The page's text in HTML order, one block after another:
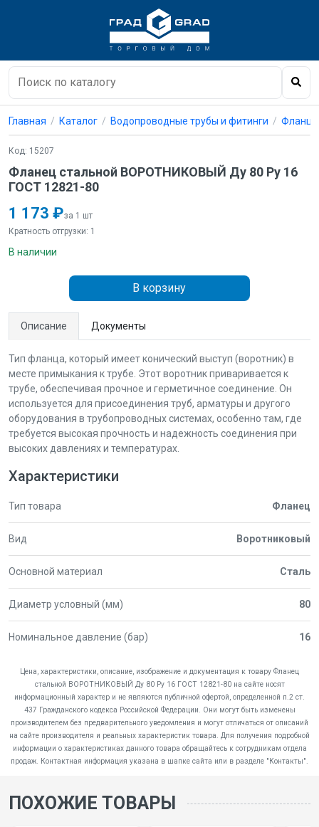
Главная Каталог Водопроводные трубы и фитинги
Код: 15207
Фланец стальной ВОРОТНИКОВЫЙ Ду 80 Pу 16
ГОСТ 12821-80
1 173 ₽за 1 шт
Кратность отгрузки: 1
В наличии
В корзину
Описание Документы
Тип фланца, который имеет конический выступ (воротник) в
месте примыкания к трубе. Этот воротник приваривается к
трубе, обеспечивая прочное и герметичное соединение. Он
используется для присоединения труб, арматуры и другого
оборудования в трубопроводных системах, особенно там, где
требуется высокая прочность и надежность соединения при
высоких давлениях и температурах.
Характеристики
Тип товара Фланец
Вид Воротниковый
Основной материал Сталь
Диаметр условный (мм) 80
Номинальное давление (бар) 16
Цена, характеристики, описание, изображение и документация к товару Фланец
стальной ВОРОТНИКОВЫЙ Ду 80 Pу 16 ГОСТ 12821-80 на сайте носят
информационный характер и не являются публичной офертой, определенной п.2 ст.
437 Гражданского кодекса Российской Федерации. Они могут быть изменены
производителем без предварительного уведомления и могут отличаться от описаний
на сайте производителя и реальных характеристик товара. Для получения подробной
информации о характеристиках данного товара обращайтесь к сотрудникам отдела
продаж. Контактная информация указана в шапке сайта или в разделе "Контакты".
ПОХОЖИЕ ТОВАРЫ